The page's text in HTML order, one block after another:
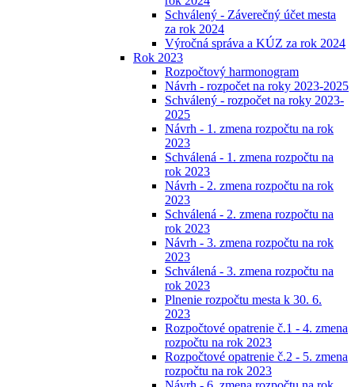
Schválený - Záverečný účet mesta
za rok 2024
Výročná správa a KÚZ za rok 2024
Rok 2023
Rozpočtový harmonogram
Návrh - rozpočet na roky 2023-2025
Schválený - rozpočet na roky 2023-
2025
Návrh - 1. zmena rozpočtu na rok
2023
Schválená - 1. zmena rozpočtu na
rok 2023
Návrh - 2. zmena rozpočtu na rok
2023
Schválená - 2. zmena rozpočtu na
rok 2023
Návrh - 3. zmena rozpočtu na rok
2023
Schválená - 3. zmena rozpočtu na
rok 2023
Plnenie rozpočtu mesta k 30. 6.
2023
Rozpočtové opatrenie č.1 - 4. zmena
rozpočtu na rok 2023
Rozpočtové opatrenie č.2 - 5. zmena
rozpočtu na rok 2023